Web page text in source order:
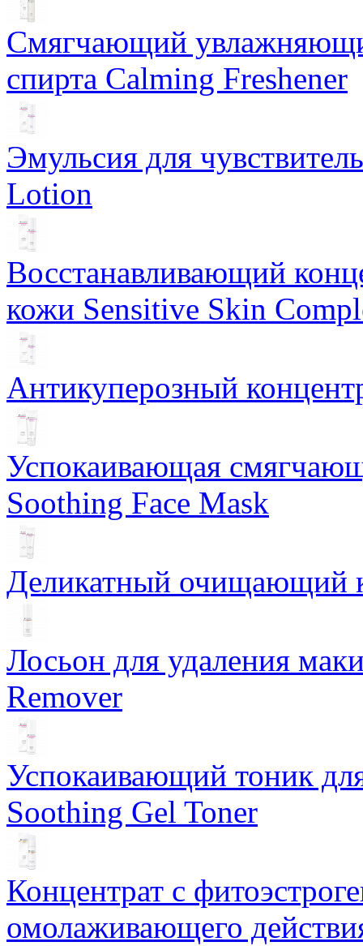
Смягчающий
спирта Calming Freshener
Эмульсия для
Lotion
Восстанавливающий
кожи Sensitive Skin
Антикуперозный
Успокаивающая
Soothing Face Mask
Деликатный очищающий
Лосьон для удаления
Remover
Успокаивающий тоник
Soothing Gel Toner
Концентрат с
омолаживающего